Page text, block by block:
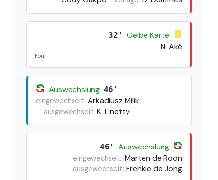
32'
Gelbe Karte
N. Aké
Foul
Auswechslung 46'
eingewechselt: Arkadiusz Milik
ausgewechselt: K. Linetty
46' Auswechslung
eingewechselt: Marten de Roon
ausgewechselt: Frenkie de Jong